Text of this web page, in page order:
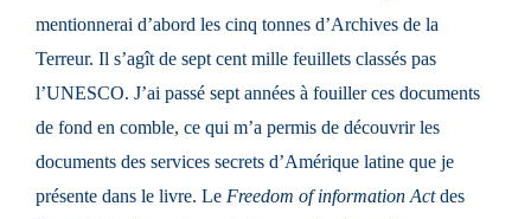
mentionnerai d’abord les cinq tonnes d’Archives de la
Terreur. Il s’agît de sept cent mille feuillets classés pas
l’UNESCO. J’ai passé sept années à fouiller ces documents
de fond en comble, ce qui m’a permis de découvrir les
documents des services secrets d’Amérique latine que je
présente dans le livre. Le Freedom of information Actdes